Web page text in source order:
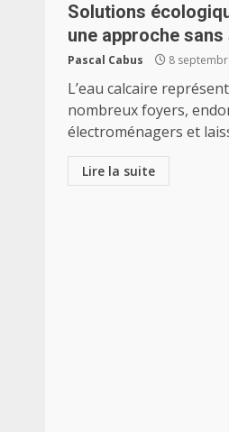
Solutions
une approche
Pascal Cabus 8
L’eau calcaire
nombreux foyers,
électroménagers et
Lire la suite